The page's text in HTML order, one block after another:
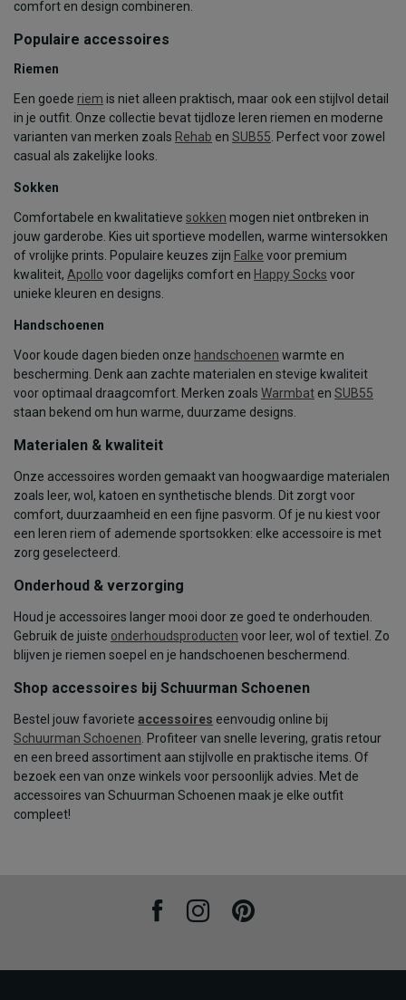
comfort en design combineren.
Populaire accessoires
Riemen
Een goede riem is niet alleen praktisch, maar ook een stijlvol detail
in je outfit. Onze collectie bevat tijdloze leren riemen en moderne
varianten van merken zoals Rehab en SUB55 . Perfect voor zowel
casual als zakelijke looks.
Sokken
Comfortabele en kwalitatieve sokken mogen niet ontbreken in
jouw garderobe. Kies uit sportieve modellen, warme wintersokken
of vrolijke prints. Populaire keuzes zijn Falke voor premium
kwaliteit, Apollo voor dagelijks comfort en Happy Socks voor
unieke kleuren en designs.
Handschoenen
Voor koude dagen bieden onze handschoenen warmte en
bescherming. Denk aan zachte materialen en stevige kwaliteit
voor optimaal draagcomfort. Merken zoals Warmbat en SUB55
staan bekend om hun warme, duurzame designs.
Materialen & kwaliteit
Onze accessoires worden gemaakt van hoogwaardige materialen
zoals leer, wol, katoen en synthetische blends. Dit zorgt voor
comfort, duurzaamheid en een fijne pasvorm. Of je nu kiest voor
een leren riem of ademende sportsokken: elke accessoire is met
zorg geselecteerd.
Onderhoud & verzorging
Houd je accessoires langer mooi door ze goed te onderhouden.
Gebruik de juiste onderhoudsproducten voor leer, wol of textiel. Zo
blijven je riemen soepel en je handschoenen beschermend.
Shop accessoires bij Schuurman Schoenen
Bestel jouw favoriete accessoires eenvoudig online bij
Schuurman Schoenen . Profiteer van snelle levering, gratis retour
en een breed assortiment aan stijlvolle en praktische items. Of
bezoek een van onze winkels voor persoonlijk advies. Met de
accessoires van Schuurman Schoenen maak je elke outfit
compleet!
FacebookInstagramPinterest